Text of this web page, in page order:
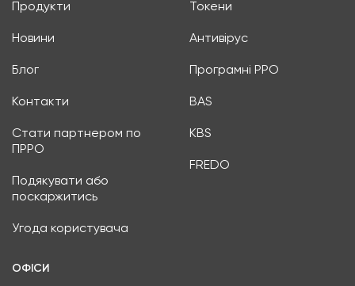
Продукти
Новини
Блог
Контакти
Стати партнером по
ПРРО
Подякувати або
поскаржитись
Угода користувача
Токени
Антивірус
Програмні РРО
BAS
KBS
FREDO
ОФІСИ